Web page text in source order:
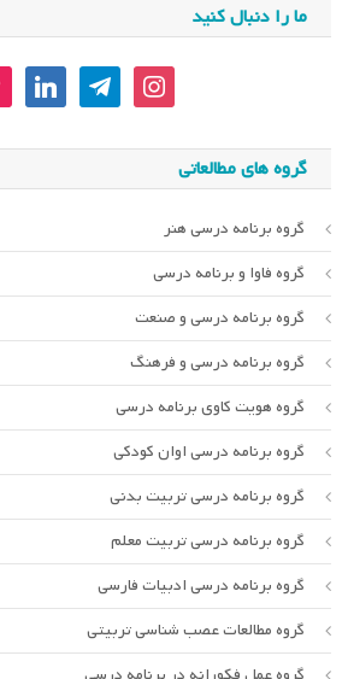
ما را دنبال کنید
instagram
telegram
linkedin
گروه های مطالعاتی
گروه برنامه درسی هنر
گروه فاوا و برنامه درسی
گروه برنامه درسی و صنعت
گروه برنامه درسی و فرهنگ
گروه هویت کاوی برنامه درسی
گروه برنامه درسی اوان کودکی
گروه برنامه درسی تربیت بدنی
گروه برنامه درسی تربیت معلم
گروه برنامه درسی ادبیات فارسی
گروه مطالعات عصب شناسی تربیتی